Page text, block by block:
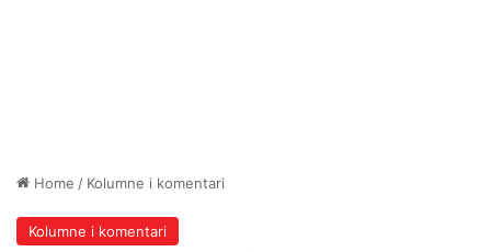
Home / Kolumne i komentari
Kolumne i komentari